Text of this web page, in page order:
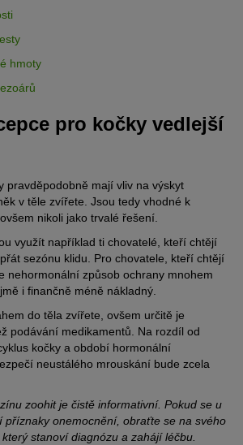
hmoty
pro kočky vedlejší
pravděpodobně mají vliv na výskyt
v těle zvířete. Jsou tedy vhodné k
nikoli jako trvalé řešení.
využít například ti chovatelé, kteří chtějí
sezónu klidu. Pro chovatele, kteří chtějí
nehormonální způsob ochrany mnohem
i finančně méně nákladný.
do těla zvířete, ovšem určitě je
podávání medikamentů. Na rozdíl od
kočky a období hormonální
neustálého mrouskání bude zcela
zoohit je čistě informativní. Pokud se u
příznaky onemocnění, obraťte se na svého
stanoví diagnózu a zahájí léčbu.